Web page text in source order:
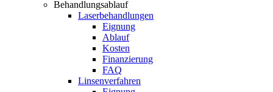
Behandlungsablauf
Laserbehandlungen
Eignung
Ablauf
Kosten
Finanzierung
FAQ
Linsenverfahren